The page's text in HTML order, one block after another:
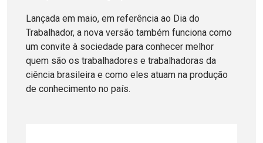
Lançada em maio, em referência ao Dia do
Trabalhador, a nova versão também funciona como
um convite à sociedade para conhecer melhor
quem são os trabalhadores e trabalhadoras da
ciência brasileira e como eles atuam na produção
de conhecimento no país.